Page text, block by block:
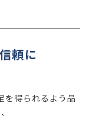
頼に
を得られるよう品